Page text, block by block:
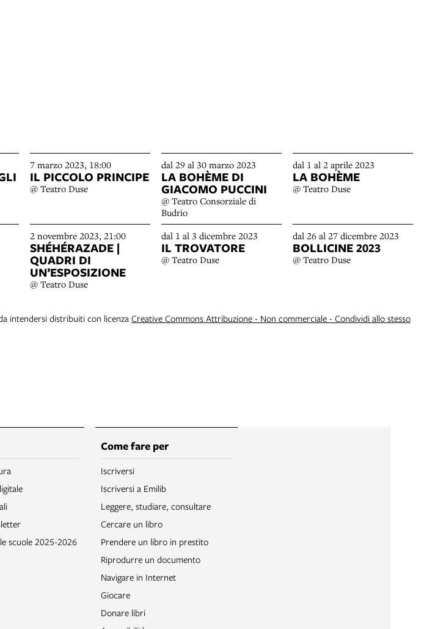
7 marzo 2023, 18:00
IL PICCOLO PRINCIPE
@ Teatro Duse
dal 29 al 30 marzo 2023
LA BOHÈME DI
GIACOMO PUCCINI
@ Teatro Consorziale di
Budrio
dal 1 al 2 aprile 2023
LA BOHÈME
@ Teatro Duse
2 novembre 2023, 21:00
SHÉHÉRAZADE |
QUADRI DI
UN’ESPOSIZIONE
@ Teatro Duse
dal 1 al 3 dicembre 2023
IL TROVATORE
@ Teatro Duse
dal 26 al 27 dicembre 2023
BOLLICINE 2023
@ Teatro Duse
intendersi distribuiti con licenza Creative Commons Attribuzione - Non commerciale - Condividi allo stesso
scuole 2025-2026
Come fare per
Iscriversi
Iscriversi a Emilib
Leggere, studiare, consultare
Cercare un libro
Prendere un libro in prestito
Riprodurre un documento
Navigare in Internet
Giocare
Donare libri